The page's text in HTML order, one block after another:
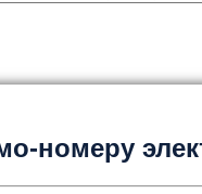
номеру